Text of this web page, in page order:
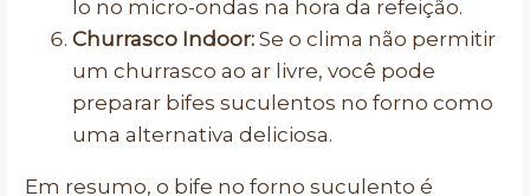
lo no micro-ondas na hora da refeição.
Churrasco Indoor: Se o clima não permitir
um churrasco ao ar livre, você pode
preparar bifes suculentos no forno como
uma alternativa deliciosa.
Em resumo, o bife no forno suculento é